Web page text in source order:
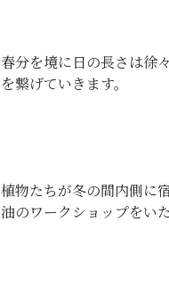
春分を境に日の長さは徐
を繋げていきます。
植物たちが冬の間内側に
油のワークショップをいた